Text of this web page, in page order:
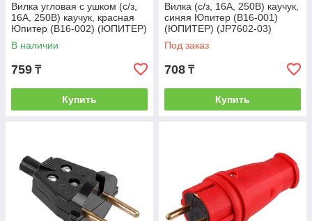
Вилка угловая с ушком (с/з,
16А, 250В) каучук, красная
Юпитер (В16-002) (ЮПИТЕР)
(JP7602-06)
В наличии
759 ₸
Купить
Вилка (с/з, 16А, 250В) каучук,
синяя Юпитер (В16-001)
(ЮПИТЕР) (JP7602-03)
Под заказ
708 ₸
Купить